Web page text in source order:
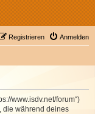
Anmelden
Registrieren
www.isdv.net/forum“)
die während deines